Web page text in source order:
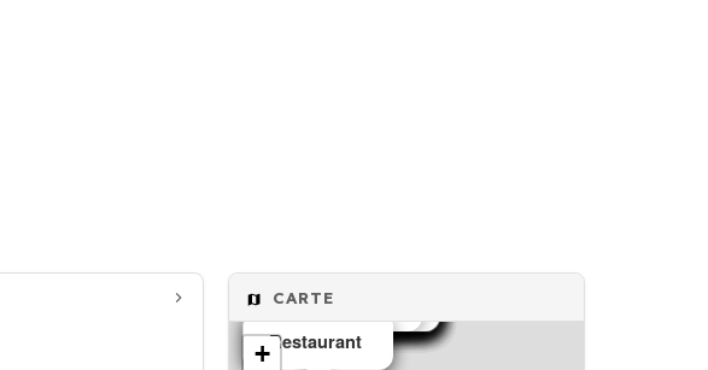
CARTERestaurant
Restaurant
Restaurant
Restaurant
Restaurant
Restaurant
Restaurant
Restaurant
Restaurant
Restaurant
Restaurant
Restaurant
Restaurant
Restaurant
Restaurant
Restaurant
Restaurant
Café
Restaurant
+